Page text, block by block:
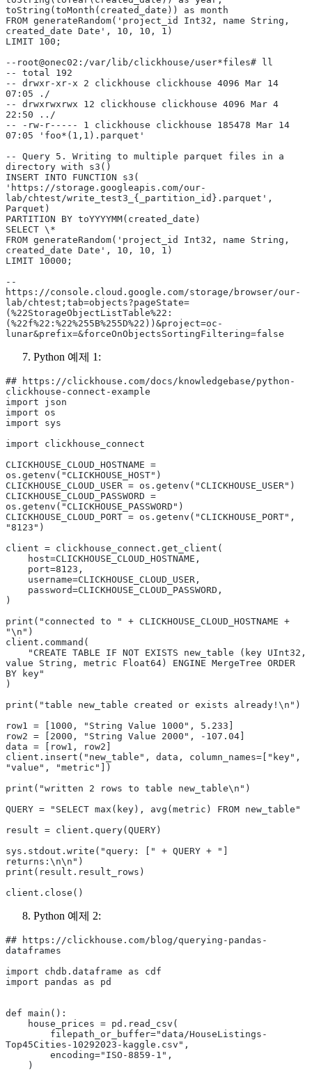
toString(toMonth(created_date)) as month
FROM generateRandom('project_id Int32, name String,
created_date Date', 10, 10, 1)
LIMIT 100;
--root@onec02:/var/lib/clickhouse/user*files# ll
-- total 192
-- drwxr-xr-x 2 clickhouse clickhouse 4096 Mar 14
07:05 ./
-- drwxrwxrwx 12 clickhouse clickhouse 4096 Mar 4
22:50 ../
-- -rw-r----- 1 clickhouse clickhouse 185478 Mar 14
07:05 'foo*(1,1).parquet'
-- Query 5. Writing to multiple parquet files in a
directory with s3()
INSERT INTO FUNCTION s3(
'https://storage.googleapis.com/our-
lab/chtest/write_test3_{_partition_id}.parquet',
Parquet)
PARTITION BY toYYYYMM(created_date)
SELECT \*
FROM generateRandom('project_id Int32, name String,
created_date Date', 10, 10, 1)
LIMIT 10000;
--
https://console.cloud.google.com/storage/browser/our-
lab/chtest;tab=objects?pageState=
(%22StorageObjectListTable%22:
(%22f%22:%22%255B%255D%22))&project=oc-
lunar&prefix=&forceOnObjectsSortingFiltering=false
Python 예제 1:
## https://clickhouse.com/docs/knowledgebase/python-
clickhouse-connect-example
import json
import os
import sys
import clickhouse_connect
CLICKHOUSE_CLOUD_HOSTNAME =
os.getenv("CLICKHOUSE_HOST")
CLICKHOUSE_CLOUD_USER = os.getenv("CLICKHOUSE_USER")
CLICKHOUSE_CLOUD_PASSWORD =
os.getenv("CLICKHOUSE_PASSWORD")
CLICKHOUSE_CLOUD_PORT = os.getenv("CLICKHOUSE_PORT",
"8123")
client = clickhouse_connect.get_client(
    host=CLICKHOUSE_CLOUD_HOSTNAME,
    port=8123,
    username=CLICKHOUSE_CLOUD_USER,
    password=CLICKHOUSE_CLOUD_PASSWORD,
)
print("connected to " + CLICKHOUSE_CLOUD_HOSTNAME +
"\n")
client.command(
value String, metric Float64) ENGINE MergeTree ORDER
BY key"
)
print("table new_table created or exists already!\n")
row1 = [1000, "String Value 1000", 5.233]
row2 = [2000, "String Value 2000", -107.04]
data = [row1, row2]
client.insert("new_table", data, column_names=["key",
"value", "metric"])
print("written 2 rows to table new_table\n")
QUERY = "SELECT max(key), avg(metric) FROM new_table"
result = client.query(QUERY)
sys.stdout.write("query: [" + QUERY + "]
returns:\n\n")
print(result.result_rows)
client.close()
Python 예제 2:
## https://clickhouse.com/blog/querying-pandas-
dataframes
import chdb.dataframe as cdf
import pandas as pd
def main():
    house_prices = pd.read_csv(
Top45Cities-10292023-kaggle.csv",
        encoding="ISO-8859-1",
    )